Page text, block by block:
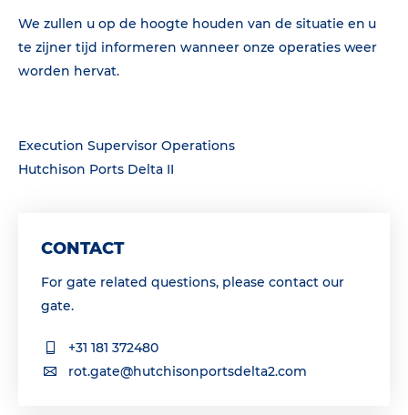
We zullen u op de hoogte houden van de situatie en u
te zijner tijd informeren wanneer onze operaties weer
worden hervat.
Execution Supervisor Operations
Hutchison Ports Delta II
CONTACT
For gate related questions, please contact our
gate.
+31 181 372480
rot.gate@hutchisonportsdelta2.com